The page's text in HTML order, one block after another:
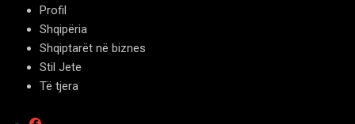
Profil
Shqipëria
Shqiptarët në biznes
Stil Jete
Të tjera